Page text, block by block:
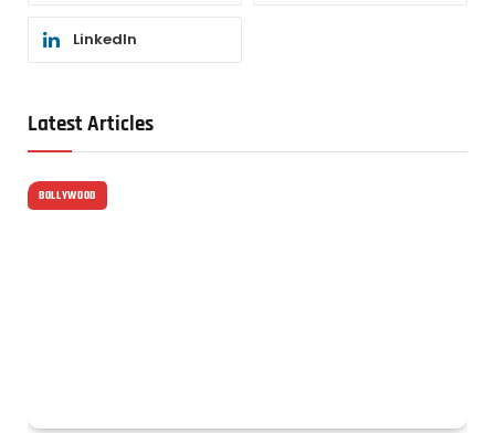
LinkedIn
Latest Articles
BOLLYWOOD